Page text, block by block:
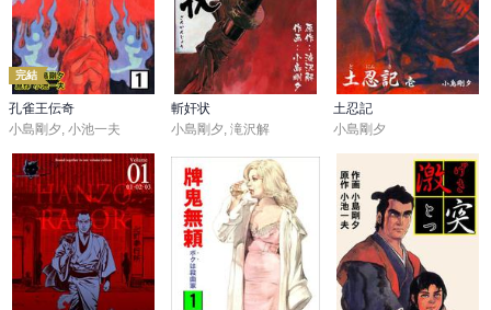
完結
孔雀王伝奇
小島剛夕, 小池一夫
斬奸状
小島剛夕, 滝沢解
土忍記
小島剛夕